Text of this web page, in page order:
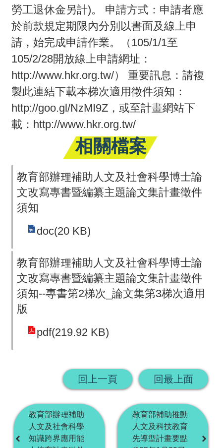
回
首
頁
網
站
導
覽
勞工退休金另計)。 申請方式：申請者應
於前款規定期限內分別以書面及線上申
請，始完成申請作業。（105/1/1至
105/2/28開放線上申請網址：
http://www.hkr.org.tw/） 重要訊息：請複
製此連結下載本梯次適用徵件須知：
http://goo.gl/NzMI9Z，或至計畫網站下
載：http://www.hkr.org.tw/
相關檔案
教育部辦理補助人文及社會科學博士論
文改寫專書暨編纂主題論文集計畫徵件
須知
doc(20 KB)
教育部辦理補助人文及社會科學博士論
文改寫專書暨編纂主題論文集計畫徵件
須知--專書第2梯次_論文集第3梯次適用
版
pdf(219.92 KB)
回上一頁 回最上面
教育部辦理補助
人文及社會科學
知識跨界應用能
教育部補助推動
人文及科技教育
先導型計畫要點